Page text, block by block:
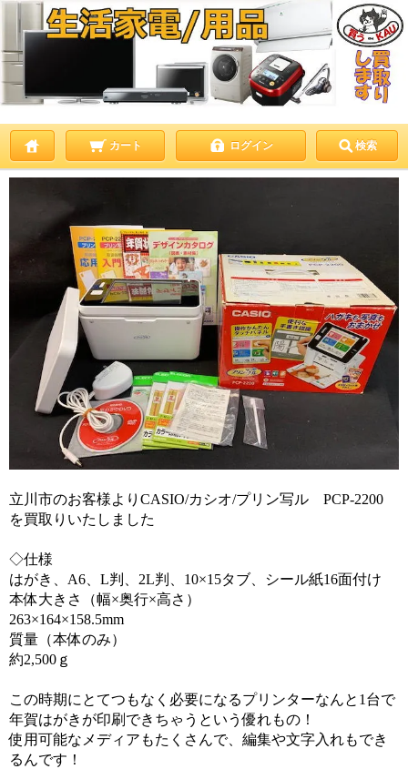
カート ログイン 検索
立川市のお客様よりCASIO/カシオ/プリン写ル PCP-2200
を買取りいたしました
◇仕様
はがき、A6、L判、2L判、10×15タブ、シール紙16面付け
本体大きさ（幅×奥行×高さ）
263×164×158.5mm
質量（本体のみ）
約2,500ｇ
この時期にとてつもなく必要になるプリンターなんと1台で
年賀はがきが印刷できちゃうという優れもの！
使用可能なメディアもたくさんで、編集や文字入れもでき
るんです！